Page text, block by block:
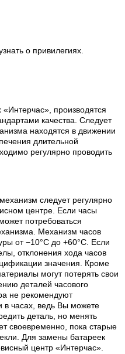
о привилегиях.
производятся
качества. Следует
находятся в движении
длительной
регулярно проводить
следует регулярно
центре. Если часы
потребоваться
Механизм часов
от −10°C до +60°C. Если
отклонения хода часов
значения. Кроме
могут потерять свои
деталей часового
не рекомендуют
в часах, ведь Вы можете
деталь, но менять
своевременно, пока старые
Для замены батареек
центр «Интерчас».